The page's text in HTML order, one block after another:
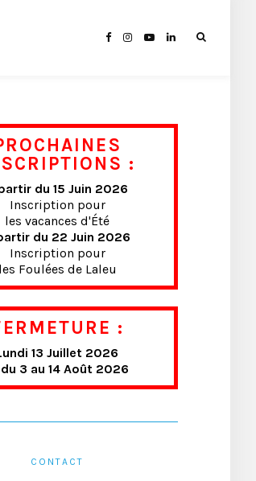
:
du 15 Juin 2026
Inscription pour
les vacances d'Été
du 22 Juin 2026
Inscription pour
les Foulées de Laleu
:
13 Juillet 2026
3 au 14 Août 2026
CONTACT